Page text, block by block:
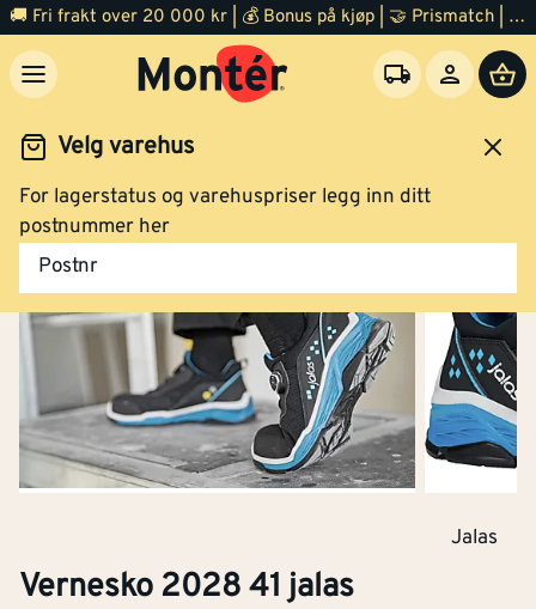
🚚 Fri frakt over 20 000 kr | 💰 Bonus på kjøp | 🤝 Prismatch | ⭐ 100% fornøyd garanti | 🏪 140 byggevarehus
Velg varehus
For lagerstatus og varehuspriser legg inn ditt
postnummer her
Postnr
Arbeidsklær og verneutstyr
Jalas
Vernesko 2028 41 jalas